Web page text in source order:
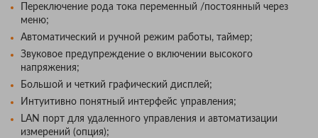
Переключение рода тока переменный /постоянный через
меню;
Автоматический и ручной режим работы, таймер;
Звуковое предупреждение о включении высокого
напряжения;
Большой и четкий графический дисплей;
Интуитивно понятный интерфейс управления;
LAN порт для удаленного управления и автоматизации
измерений (опция);